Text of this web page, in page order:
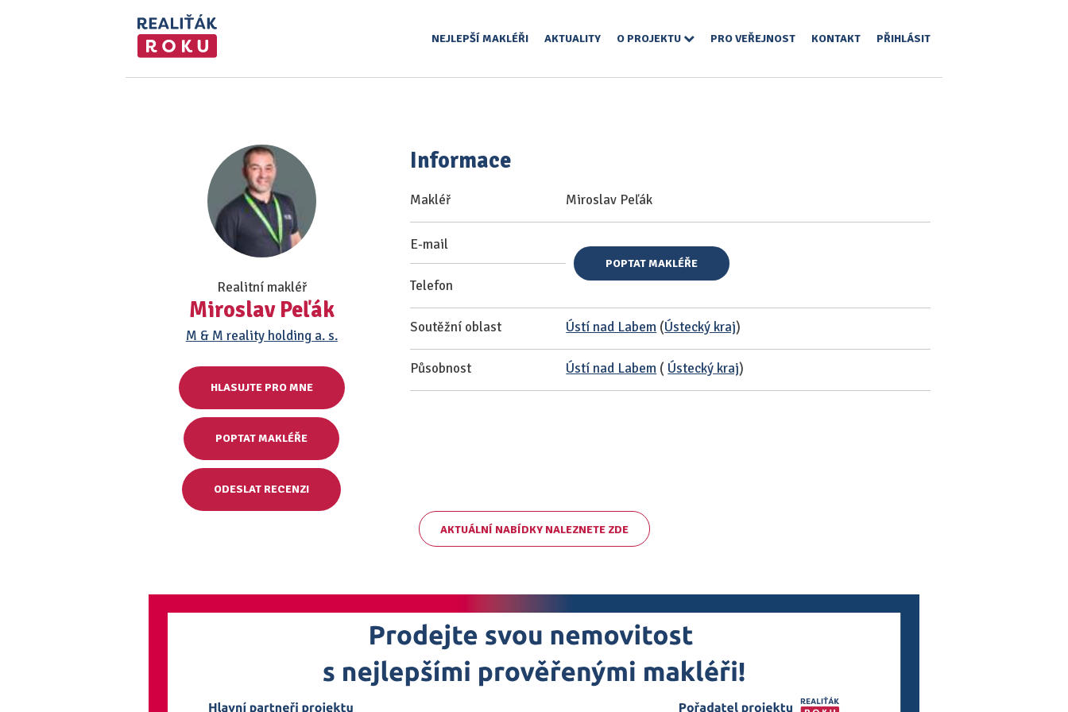
NEJLEPŠÍ MAKLÉŘI AKTUALITY O PROJEKTU PRO VEŘEJNOST KONTAKT PŘIHLÁSIT
Realitní makléř
Miroslav Peľák
M & M reality holding a. s.
HLASUJTE PRO MNE
POPTAT MAKLÉŘE
ODESLAT RECENZI
Informace
Makléř Miroslav Peľák
E-mail
Telefon
POPTAT MAKLÉŘE
Soutěžní oblast Ústí nad Labem (Ústecký kraj)
Působnost Ústí nad Labem ( Ústecký kraj)
AKTUÁLNÍ NABÍDKY NALEZNETE ZDE